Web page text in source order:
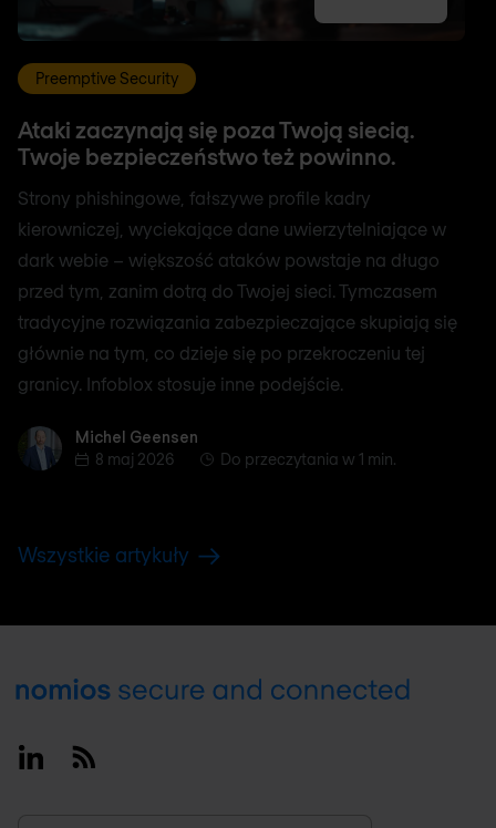
Preemptive Security
Ataki zaczynają się poza Twoją siecią.
Twoje bezpieczeństwo też powinno.
Strony phishingowe, fałszywe profile kadry
kierowniczej, wyciekające dane uwierzytelniające w
dark webie – większość ataków powstaje na długo
przed tym, zanim dotrą do Twojej sieci. Tymczasem
tradycyjne rozwiązania zabezpieczające skupiają się
głównie na tym, co dzieje się po przekroczeniu tej
granicy. Infoblox stosuje inne podejście.
Michel Geensen
Michel Geensen
8 maj 2026
Do przeczytania w 1 min.
Wszystkie artykuły
Footer
LinkedinRSS